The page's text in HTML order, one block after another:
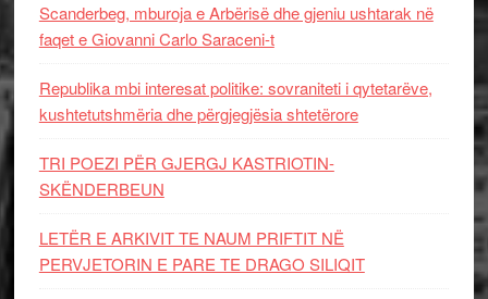
Scanderbeg, mburoja e Arbërisë dhe gjeniu ushtarak në
faqet e Giovanni Carlo Saraceni-t
Republika mbi interesat politike: sovraniteti i qytetarëve,
kushtetutshmëria dhe përgjegjësia shtetërore
TRI POEZI PËR GJERGJ KASTRIOTIN-
SKËNDERBEUN
LETËR E ARKIVIT TE NAUM PRIFTIT NË
PERVJETORIN E PARE TE DRAGO SILIQIT